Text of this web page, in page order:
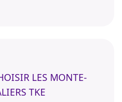
LES MONTE-
TKE